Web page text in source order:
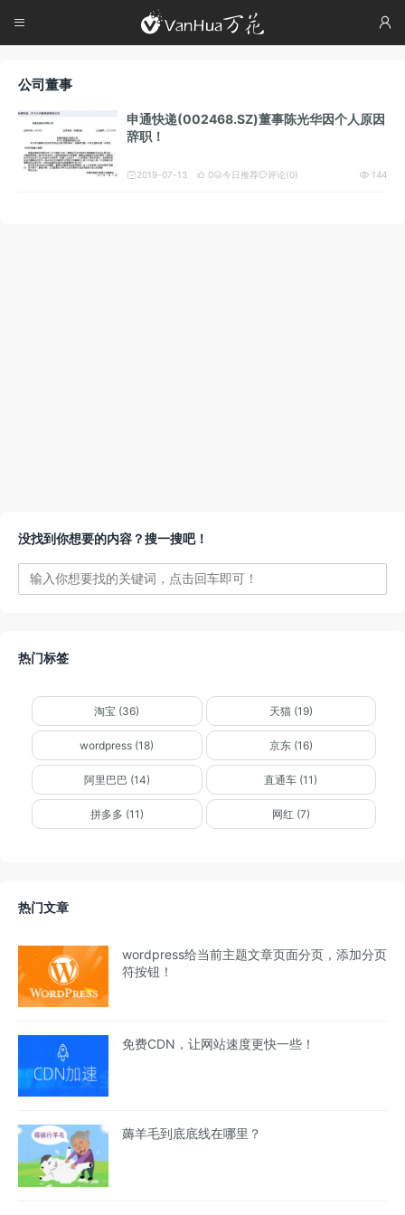

 
公司董事
申通快递(002468.SZ)董事陈光华因个人原因
辞职！
 2019-07-13  0  144
今日推荐评论(0)
没找到你想要的内容？搜一搜吧！
热门标签
淘宝 (36) 天猫 (19)
wordpress (18) 京东 (16)
阿里巴巴 (14) 直通车 (11)
拼多多 (11) 网红 (7)
热门文章
wordpress给当前主题文章页面分页，添加分页
符按钮！
免费CDN，让网站速度更快一些！
薅羊毛到底底线在哪里？